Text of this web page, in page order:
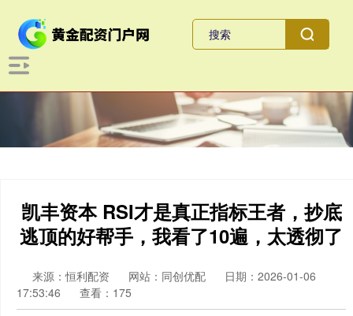
凯丰资本 RSI才是真正指标王者，抄底
逃顶的好帮手，我看了10遍，太透彻了
来源：恒利配资 网站：同创优配
日期：2026-01-06
17:53:46
查看：175